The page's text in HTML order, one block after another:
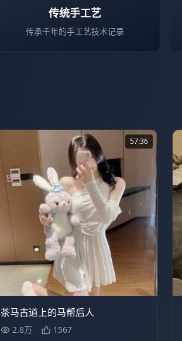
传统手工艺
传承千年的手工艺技术记录
2.8万 57:36
57:36
茶马古道上的马帮后人
2.8万 1567